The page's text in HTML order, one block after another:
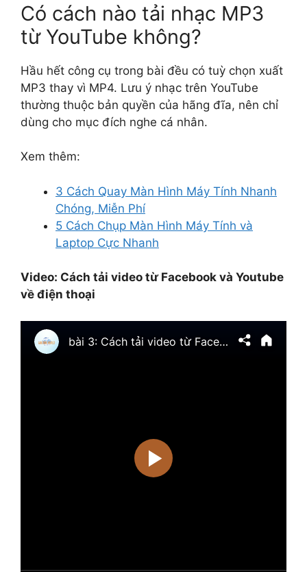
Có cách nào tải nhạc MP3
từ YouTube không?
Hầu hết công cụ trong bài đều có tuỳ chọn xuất
MP3 thay vì MP4. Lưu ý nhạc trên YouTube
thường thuộc bản quyền của hãng đĩa, nên chỉ
dùng cho mục đích nghe cá nhân.
Xem thêm:
3 Cách Quay Màn Hình Máy Tính Nhanh
Chóng, Miễn Phí
5 Cách Chụp Màn Hình Máy Tính và
Laptop Cực Nhanh
Video: Cách tải video từ Facebook và Youtube
về điện thoại